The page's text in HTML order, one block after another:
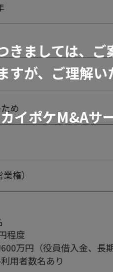
きましては、ご
すが、ご理解い
イポケM&Aサ
め
権）
程度
万円（役員借入金、長
用者数名あり